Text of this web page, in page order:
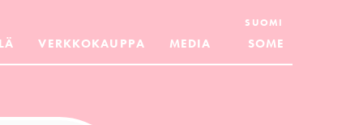
SUOMI
VERKKOKAUPPA MEDIA SOME